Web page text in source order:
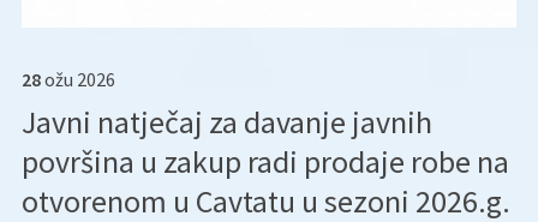
28ožu 2026
Javni natječaj za davanje javnih
površina u zakup radi prodaje robe na
otvorenom u Cavtatu u sezoni 2026.g.